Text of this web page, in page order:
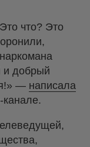
что? Это
и добрый
— написала
канале.